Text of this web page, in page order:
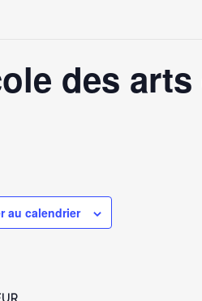
des
au calendrier